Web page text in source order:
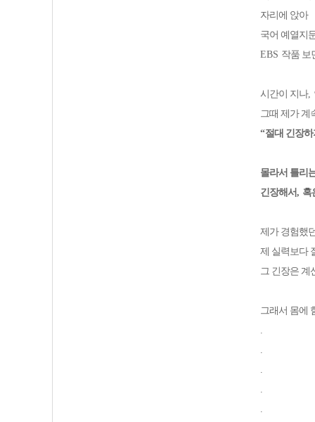
자리에 앉아
국어 예열지
EBS 작품 보
시간이 지나,
그때 제가 계
“절대 긴장
몰라서 틀리
긴장해서, 혹
제가 경험했
제 실력보다
그 긴장은 계
그래서 몸에
.
.
.
.
.